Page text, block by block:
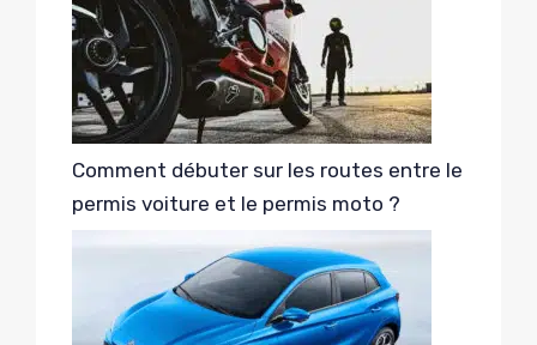
Comment débuter sur les routes entre le
permis voiture et le permis moto ?